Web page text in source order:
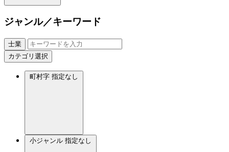
ジャンル／キーワード
士業
カテゴリ選択
町村字 指定なし
小ジャンル 指定なし